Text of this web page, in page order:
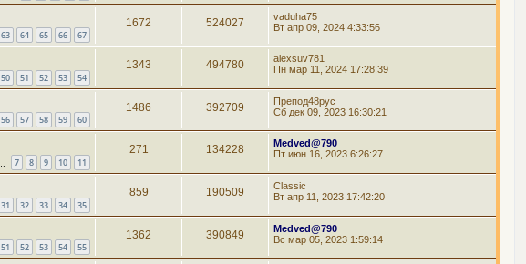
63 64 65 66 67
1672 524027
vaduha75
Вт апр 09, 2024 4:33:56
50 51 52 53 54
1343 494780
alexsuv781
Пн мар 11, 2024 17:28:39
56 57 58 59 60
1486 392709
Препод48рус
Сб дек 09, 2023 16:30:21
7 8 9 10 11
271 134228
Medved@790
Пт июн 16, 2023 6:26:27
31 32 33 34 35
859 190509
Classic
Вт апр 11, 2023 17:42:20
51 52 53 54 55
1362 390849
Medved@790
Вс мар 05, 2023 1:59:14